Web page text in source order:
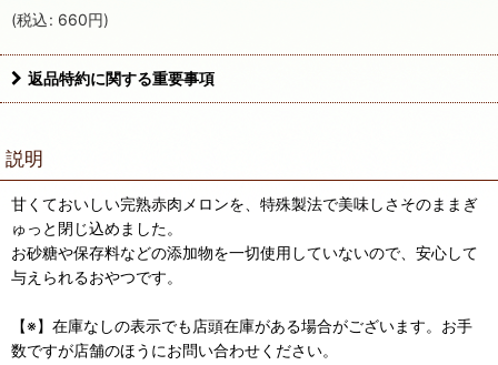
(税込: 660円)
返品特約に関する重要事項
説明
甘くておいしい完熟赤肉メロンを、特殊製法で美味しさそのままぎ
ゅっと閉じ込めました。
お砂糖や保存料などの添加物を一切使用していないので、安心して
与えられるおやつです。
【※】在庫なしの表示でも店頭在庫がある場合がございます。お手
数ですが店舗のほうにお問い合わせください。